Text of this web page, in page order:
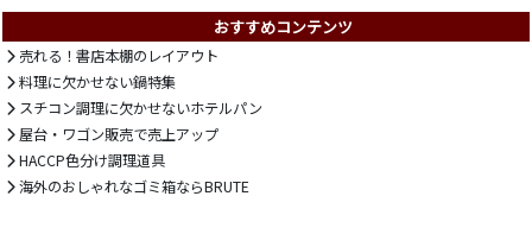
おすすめコンテンツ
売れる！書店本棚のレイアウト
料理に欠かせない鍋特集
スチコン調理に欠かせないホテルパン
屋台・ワゴン販売で売上アップ
HACCP色分け調理道具
海外のおしゃれなゴミ箱ならBRUTE